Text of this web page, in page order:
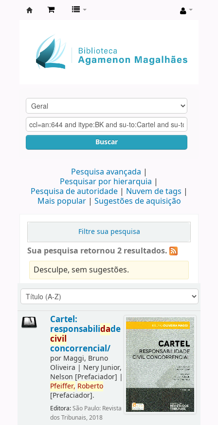
Agamenon
Magalhães
Buscar
Pesquisa avançada
Pesquisar por hierarquia
Pesquisa de autoridade
Nuvem de tags
Mais popular
Sugestões de aquisição
Filtre sua pesquisa
Sua pesquisa retornou 2 resultados.
Desculpe, sem sugestões.
Cartel:
responsabilidade
civil
concorrencial/
por Maggi, Bruno
Oliveira | Nery Junior,
Nelson [Prefaciador] |
Pfeiffer, Roberto
[Prefaciador].
Editora:São Paulo: Revista
dos Tribunais, 2018